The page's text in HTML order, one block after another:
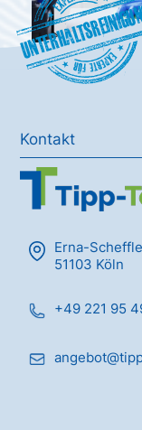
Kontakt
Erna-
51103 Köln
+49 221 95